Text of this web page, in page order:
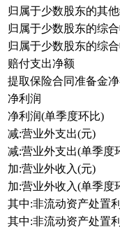
归属于少数股东的其
归属于少数股东的综
归属于少数股东的综
赔付支出净额
提取保险合同准备金
净利润
净利润(单季度环比)
减:营业外支出(元)
减:营业外支出(单季度
加:营业外收入(元)
加:营业外收入(单季度
其中:非流动资产处置
其中:非流动资产处置